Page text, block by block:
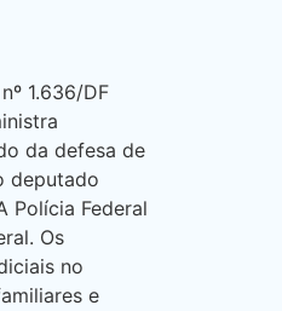
1.636/DF
da defesa de
deputado
Polícia Federal
Os
no
e